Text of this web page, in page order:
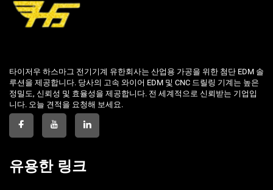
타이저우 하스마그 전기기계 유한회사는 산업용 가공을 위한 첨단 EDM 솔
루션을 제공합니다. 당사의 고속 와이어 EDM 및 CNC 드릴링 기계는 높은
정밀도, 신뢰성 및 효율성을 제공합니다. 전 세계적으로 신뢰받는 기업입
니다. 오늘 견적을 요청해 보세요.
유용한 링크